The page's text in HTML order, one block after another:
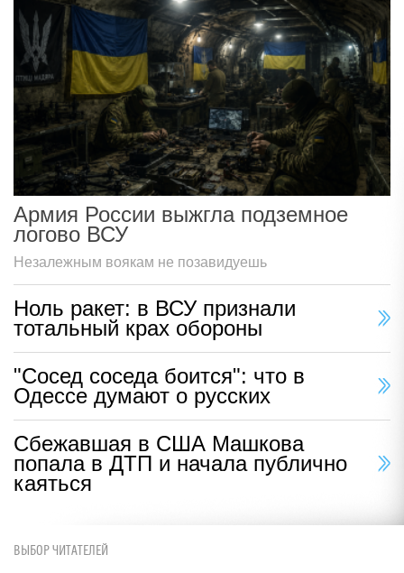
Армия России выжгла подземное
логово ВСУ
Незалежным воякам не позавидуешь
Ноль ракет: в ВСУ признали
тотальный крах обороны
"Сосед соседа боится": что в
Одессе думают о русских
Сбежавшая в США Машкова
попала в ДТП и начала публично
каяться
ВЫБОР ЧИТАТЕЛЕЙ